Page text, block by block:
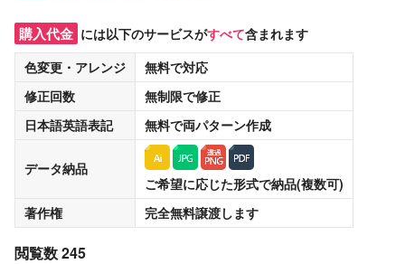
購入代金 には以下のサービスがすべて含まれます
色変更・アレンジ
無料で対応
修正回数
無制限で修正
日本語英語表記
無料で両パターン作成
データ納品
ご希望に応じた形式で納品(複数可)
著作権
完全無料譲渡します
閲覧数 245